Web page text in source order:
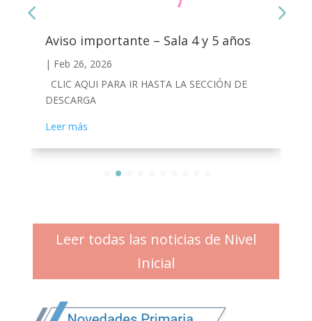
Aviso importante – Sala 4 y 5 años
| Feb 26, 2026
CLIC AQUI PARA IR HASTA LA SECCIÓN DE
DESCARGA
Leer más
Leer todas las noticias de Nivel
Inicial